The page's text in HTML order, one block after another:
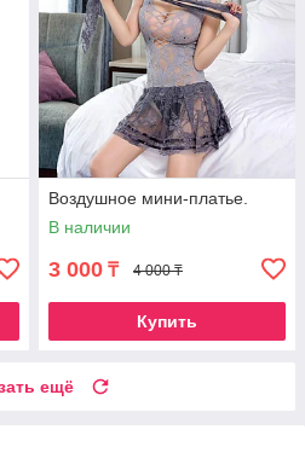
Воздушное мини-платье.
В наличии
3 000 ₸ 4 000 ₸
Купить
ещё